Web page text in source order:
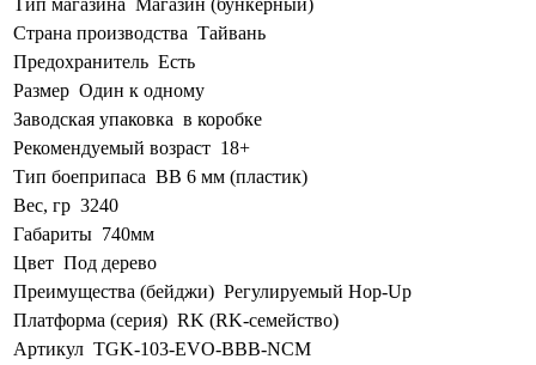
Страна производства Тайвань
Предохранитель Есть
Размер Один к одному
Заводская упаковка в коробке
Рекомендуемый возраст 18+
Тип боеприпаса BB 6 мм (пластик)
Вес, гр 3240
Габариты 740мм
Цвет Под дерево
Преимущества (бейджи) Регулируемый Hop-Up
Платформа (серия) RK (RK-семейство)
Артикул TGK-103-EVO-BBB-NCM